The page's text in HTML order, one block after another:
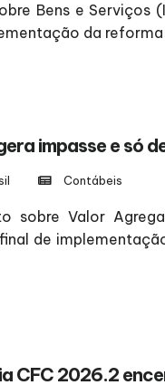
Bens e Serviços
da
impasse e só
Contábeis
Valor
de
CFC 2026.2